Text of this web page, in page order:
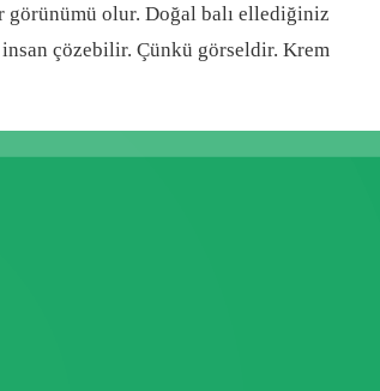
olur. Doğal balı ellediğiniz
çözebilir. Çünkü görseldir. Krem